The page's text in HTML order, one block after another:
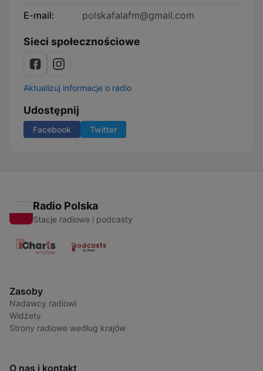
E-mail:
polskafalafm@gmail.com
Sieci społecznościowe
Aktualizuj informacje o radio
Udostępnij
Facebook Twitter
Radio Polska
Stacje radiowe i podcasty
Zasoby
Nadawcy radiowi
Widżety
Strony radiowe według krajów
O nas i kontakt